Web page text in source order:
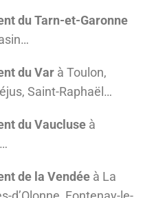
du Tarn-et-Garonne
du Var à Toulon,
Saint-Raphaël…
du Vaucluse à
de la Vendée à La